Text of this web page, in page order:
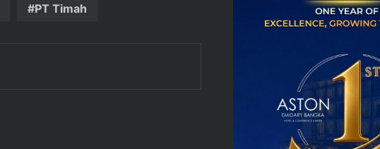
PT Timah